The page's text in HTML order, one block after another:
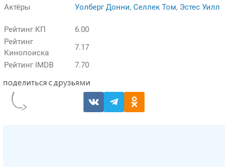
Актёры
Уолберг Донни, Селлек Том, Эстес Уилл
Рейтинг КП
6.00
Рейтинг
Кинопоиска
7.17
Рейтинг IMDB
7.70